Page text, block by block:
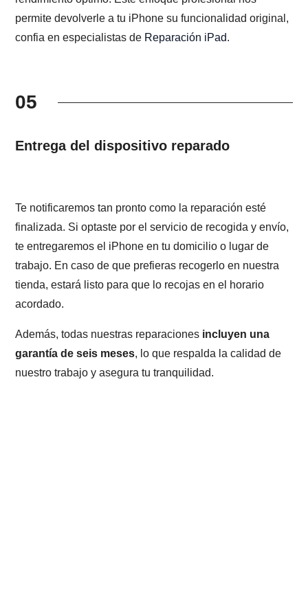
permite devolverle a tu iPhone su funcionalidad original,
confia en especialistas de Reparación iPad.
05
Entrega del dispositivo reparado
Te notificaremos tan pronto como la reparación esté
finalizada. Si optaste por el servicio de recogida y envío,
te entregaremos el iPhone en tu domicilio o lugar de
trabajo. En caso de que prefieras recogerlo en nuestra
tienda, estará listo para que lo recojas en el horario
acordado.
Además, todas nuestras reparaciones incluyen una
garantía de seis meses, lo que respalda la calidad de
nuestro trabajo y asegura tu tranquilidad.